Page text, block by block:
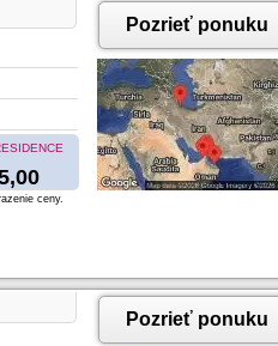
Pozrieť ponuku
ceny.
Pozrieť ponuku